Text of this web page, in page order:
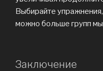
Выбирайте
можно больше групп
Заключение